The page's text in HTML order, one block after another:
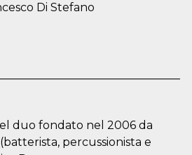
Di Stefano
duo fondato nel 2006 da
percussionista e
correctamente.
Tipo de
almacenamiento
Descripción